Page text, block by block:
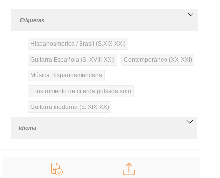
Etiquetas
Hispanoamérica / Brasil (S.XIX-XXI)
Guitarra Española (S. XVIII-XXI) Contemporáneo (XX-XXI)
Música Hispanoamericana
1 instrumento de cuerda pulsada solo
Guitarra moderna (S. XIX-XX)
Idioma